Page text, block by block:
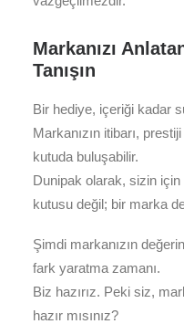
Markanızı
Tanışın
Bir hediye, içeriği kadar
Markanızın itibarı,
kutuda buluşabilir.
Dunipak olarak, sizin
kutusu değil; bir marka
Şimdi markanızın
fark yaratma zamanı.
Biz hazırız. Peki siz,
hazır mısınız?